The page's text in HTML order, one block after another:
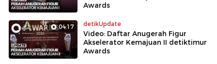
Awards
04:17 detikUpdate
Video: Daftar Anugerah Figur
Akselerator Kemajuan II detiktimur
Awards